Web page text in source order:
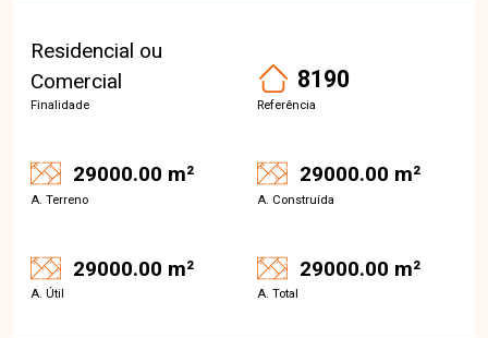
Residencial ou
Comercial
Finalidade
8190
Referência
29000.00 m²
A. Terreno
29000.00 m²
A. Construída
29000.00 m²
A. Útil
29000.00 m²
A. Total